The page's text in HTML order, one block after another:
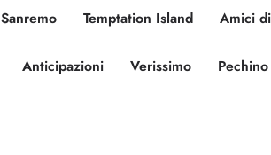
Sanremo Temptation Island Amici
Anticipazioni Verissimo